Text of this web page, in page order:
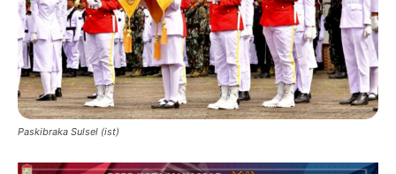
Paskibraka Sulsel (ist)